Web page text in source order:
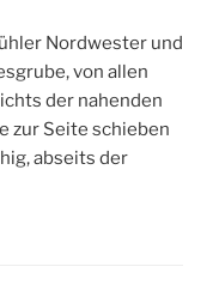
Nordwester und
von allen
der nahenden
zur Seite schieben
abseits der